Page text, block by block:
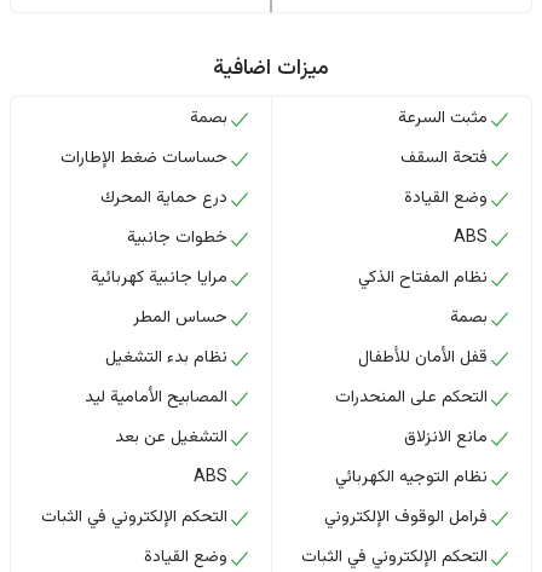
ميزات اضافية
مثبت السرعة
فتحة السقف
وضع القيادة
ABS
نظام المفتاح الذكي
بصمة
قفل الأمان للأطفال
التحكم على المنحدرات
مانع الانزلاق
نظام التوجيه الكهربائي
فرامل الوقوف الإلكتروني
التحكم الإلكتروني في الثبات
بصمة
حساسات ضغط الإطارات
درع حماية المحرك
خطوات جانبية
مرايا جانبية كهربائية
حساس المطر
نظام بدء التشغيل
المصابيح الأمامية ليد
التشغيل عن بعد
ABS
التحكم الإلكتروني في الثبات
وضع القيادة